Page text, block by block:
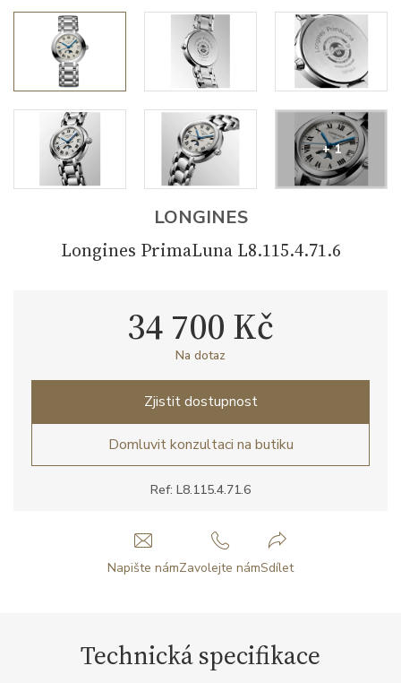
+ 1
LONGINES
Longines PrimaLuna L8.115.4.71.6
Ref: L8.115.4.71.6
34 700 Kč
Na dotaz
Zjistit dostupnost
Domluvit konzultaci na butiku
Napište námZavolejte námSdílet
Technická specifikace